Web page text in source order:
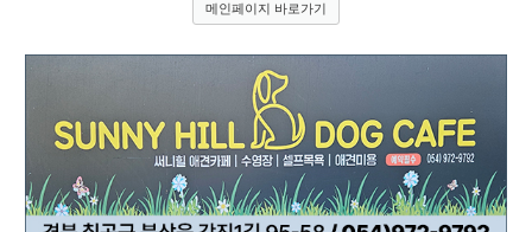
메인페이지 바로가기